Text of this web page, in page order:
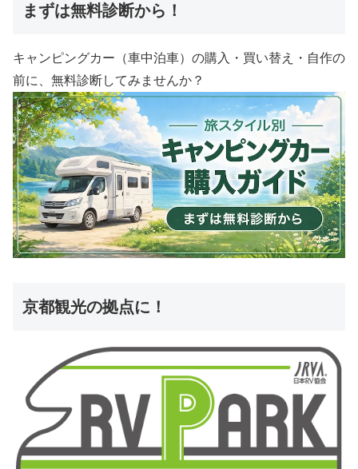
まずは無料診断から！
キャンピングカー（車中泊車）の購入・買い替え・自作の
前に、無料診断してみませんか？
京都観光の拠点に！